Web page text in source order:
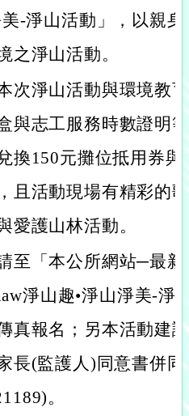
美-淨山活動」，以親
之淨山活動。
次淨山活動與環境教
與志工服務時數證明
換150元攤位抵用券
且活動現場有精彩的
愛護山林活動。
至「本公所網站─最
淨山趣•淨山淨美-淨
真報名；另本活動建
長(監護人)同意書併
。